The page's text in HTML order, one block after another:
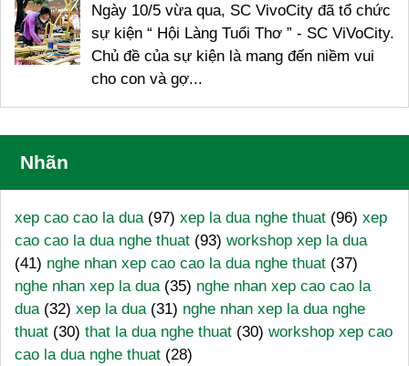
Ngày 10/5 vừa qua, SC VivoCity đã tổ chức
sự kiện “ Hội Làng Tuổi Thơ ” - SC ViVoCity.
Chủ đề của sự kiện là mang đến niềm vui
cho con và gợ...
Nhãn
xep cao cao la dua (97) xep la dua nghe thuat (96) xep
cao cao la dua nghe thuat (93) workshop xep la dua
(41) nghe nhan xep cao cao la dua nghe thuat (37)
nghe nhan xep la dua (35) nghe nhan xep cao cao la
dua (32) xep la dua (31) nghe nhan xep la dua nghe
thuat (30) that la dua nghe thuat (30) workshop xep cao
cao la dua nghe thuat (28)